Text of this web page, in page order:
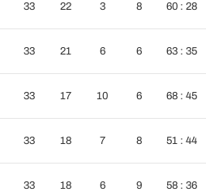
33 22 3 8 60 : 28
33 21 6 6 63 : 35
33 17 10 6 68 : 45
33 18 7 8 51 : 44
33 18 6 9 58 : 36